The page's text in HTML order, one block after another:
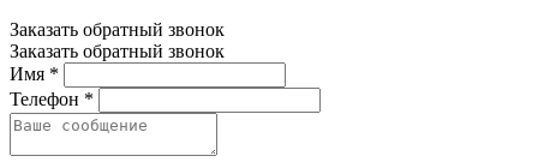
Заказать обратный звонок
Заказать обратный звонок
Имя *
Телефон *